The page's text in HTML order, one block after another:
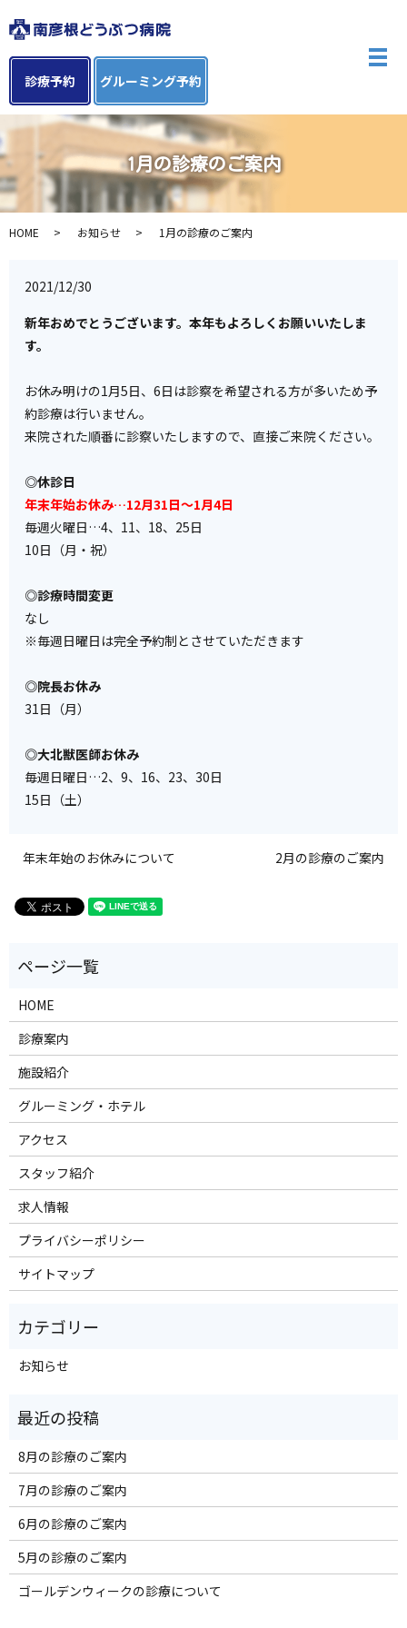
診療予約 グルーミング予約
メ
1月の診療のご案内
HOME お知らせ 1月の診療のご案内
2021/12/30
新年おめでとうございます。本年もよろしくお願いいたしま
す。
お休み明けの1月5日、6日は診察を希望される方が多いため予
約診療は行いません。
来院された順番に診察いたしますので、直接ご来院ください。
◎休診日
年末年始お休み…12月31日～1月4日
毎週火曜日…4、11、18、25日
10日（月・祝）
◎診療時間変更
なし
※毎週日曜日は完全予約制とさせていただきます
◎院長お休み
31日（月）
◎大北獣医師お休み
毎週日曜日…2、9、16、23、30日
15日（土）
年末年始のお休みについて 2月の診療のご案内
HOME
診療案内
施設紹介
グルーミング・ホテル
アクセス
スタッフ紹介
求人情報
プライバシーポリシー
サイトマップ
お知らせ
8月の診療のご案内
7月の診療のご案内
6月の診療のご案内
5月の診療のご案内
ゴールデンウィークの診療について